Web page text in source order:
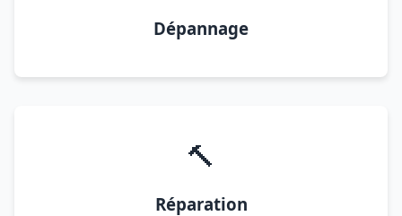
Dépannage
🔨
Réparation